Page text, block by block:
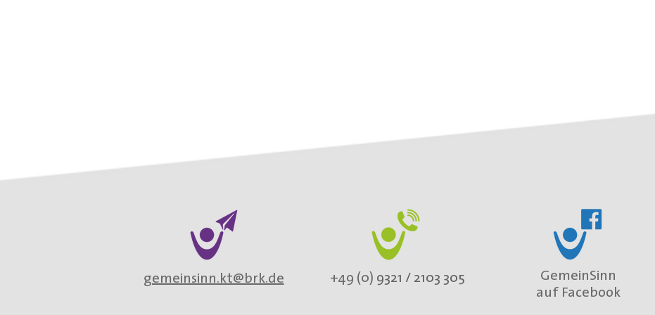
gemeinsinn.kt@brk.de +49 (0) 9321 / 2103 305
GemeinSinn
auf Facebook